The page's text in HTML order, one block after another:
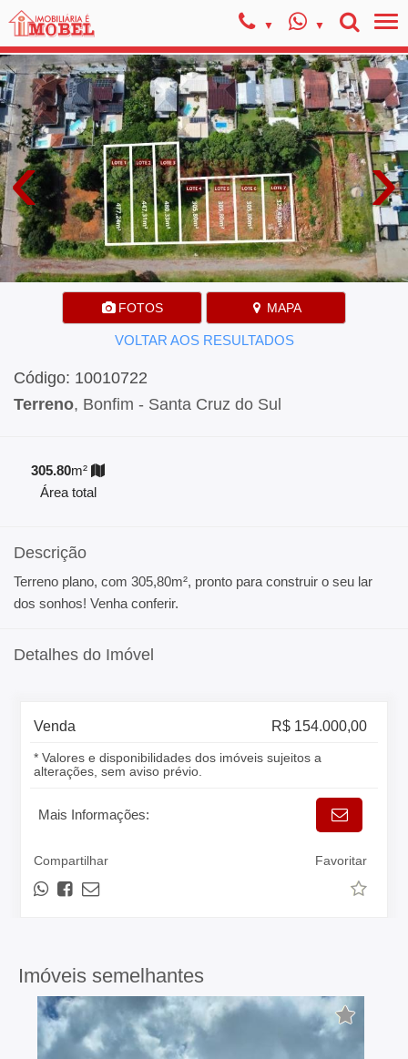
‹ ›
FOTOS MAPA
VOLTAR AOS RESULTADOS
Código: 10010722
Terreno, Bonfim - Santa Cruz do Sul
305.80m²
Área total
Descrição
Terreno plano, com 305,80m², pronto para construir o seu lar
dos sonhos! Venha conferir.
Detalhes do Imóvel
Venda R$ 154.000,00
* Valores e disponibilidades dos imóveis sujeitos a
alterações, sem aviso prévio.
Mais Informações:
Compartilhar Favoritar
Imóveis semelhantes